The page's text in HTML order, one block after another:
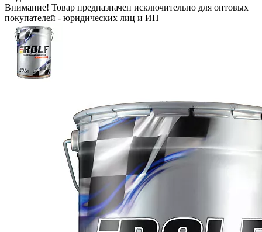
Внимание! Товар предназначен исключительно для оптовых
покупателей - юридических лиц и ИП